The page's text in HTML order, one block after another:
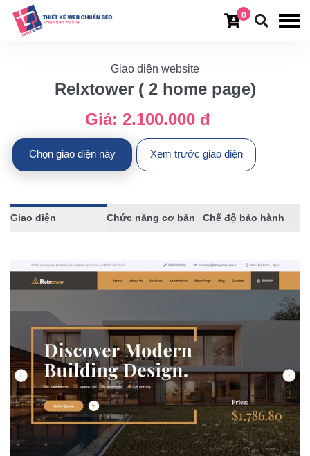
0
Giao diện website
Relxtower ( 2 home page)
Giá: 2.100.000 đ
Chọn giao diện này Xem trước giao diện
Giao diện Chức năng cơ bản Chế độ bảo hành